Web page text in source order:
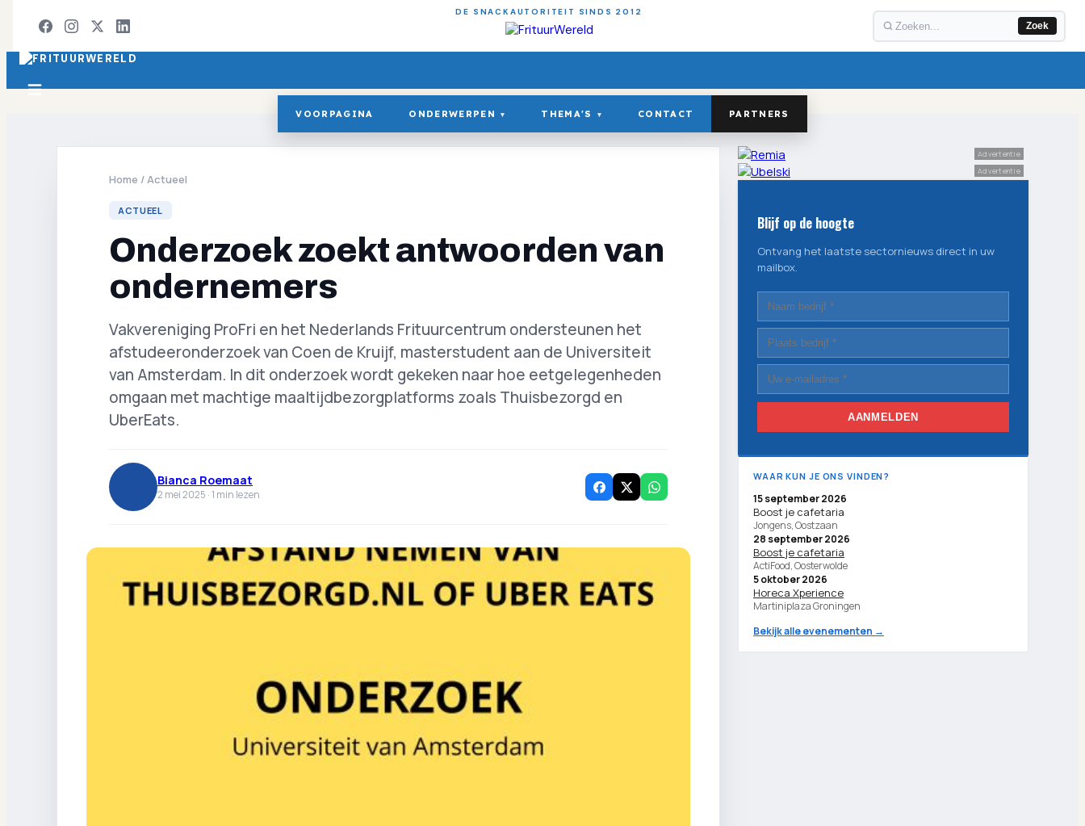
DE SNACKAUTORITEIT SINDS 2012
Zoek
VOORPAGINA ONDERWERPEN ▾ THEMA'S ▾ CONTACT PARTNERS
Home /Actueel
ACTUEEL
Onderzoek zoekt antwoorden van
ondernemers
Vakvereniging ProFri en het Nederlands Frituurcentrum ondersteunen het
afstudeeronderzoek van Coen de Kruijf, masterstudent aan de Universiteit
van Amsterdam. In dit onderzoek wordt gekeken naar hoe eetgelegenheden
omgaan met machtige maaltijdbezorgplatforms zoals Thuisbezorgd en
UberEats.
Bianca Roemaat
2 mei 2025 ·1 min lezen
Advertentie
Advertentie
Blijf op de hoogte
Ontvang het laatste sectornieuws direct in uw
mailbox.
AANMELDEN
WAAR KUN JE ONS VINDEN?
15 september 2026
Boost je cafetaria
Jongens, Oostzaan
28 september 2026
Boost je cafetaria
ActiFood, Oosterwolde
5 oktober 2026
Horeca Xperience
Martiniplaza Groningen
Bekijk alle evenementen →